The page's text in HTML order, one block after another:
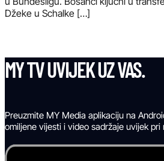
Džeke u Schalke […]
MY TV UVIJEK UZ VAS.
Preuzmite MY Media aplikaciju na
omiljene vijesti i video sadržaje uvijek pri